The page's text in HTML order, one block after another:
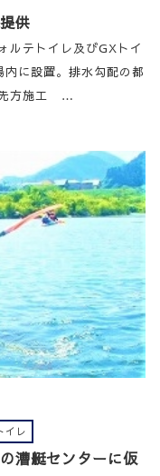
供
ルテトイレ及びGXトイ
設置。排水勾配の都
先方施工 …
イレ
漕艇センターに仮